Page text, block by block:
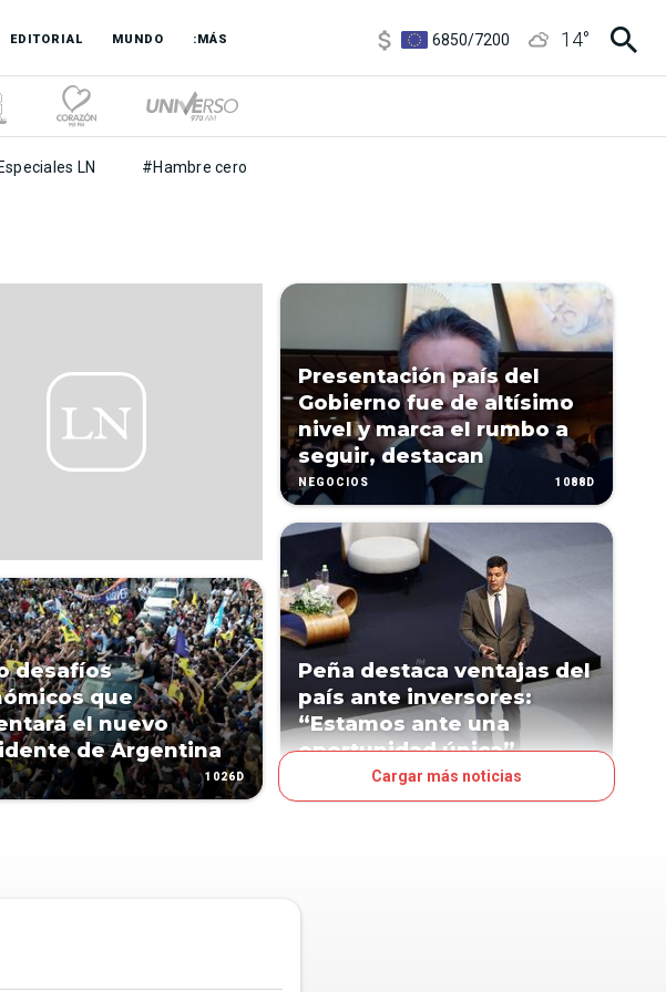
EDITORIAL MUNDO :MÁS
6850/7200
14°
LN #Hambre cero
desafíos
que
el nuevo
de Argentina
1026D
Presentación país del
Gobierno fue de altísimo
nivel y marca el rumbo a
seguir, destacan
NEGOCIOS 1088D
Peña destaca ventajas del
país ante inversores:
“Estamos ante una
oportunidad única”
Cargar más noticias